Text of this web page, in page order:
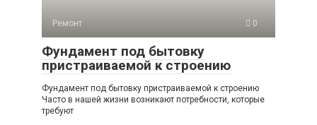
Ремонт 0
Фундамент под бытовку
пристраиваемой к строению
Фундамент под бытовку пристраиваемой к строению
Часто в нашей жизни возникают потребности, которые
требуют